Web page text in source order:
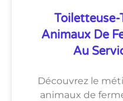
Animaux De
Au
Découvrez le
animaux de